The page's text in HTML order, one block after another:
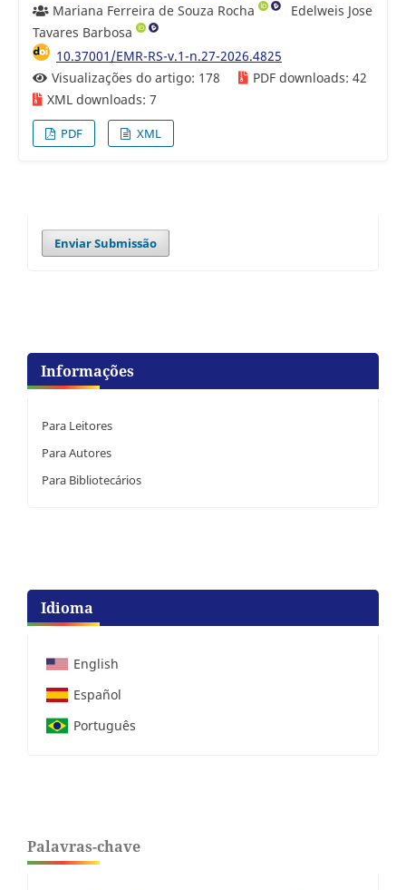
Mariana Ferreira de Souza Rocha
Edelweis Jose
Tavares Barbosa
10.37001/EMR-RS-v.1-n.27-2026.4825
Visualizações do artigo: 178
PDF downloads: 42
XML downloads: 7
PDF XML
Enviar Submissão
Informações
Para Leitores
Para Autores
Para Bibliotecários
Idioma
English
Español
Português
Palavras-chave